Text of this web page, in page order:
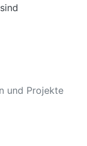
und Projekte